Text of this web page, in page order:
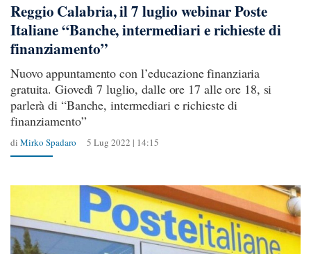
Reggio Calabria, il 7 luglio webinar Poste
Italiane “Banche, intermediari e richieste di
finanziamento”
Nuovo appuntamento con l’educazione finanziaria
gratuita. Giovedì 7 luglio, dalle ore 17 alle ore 18, si
parlerà di “Banche, intermediari e richieste di
finanziamento”
di Mirko Spadaro 5 Lug 2022 | 14:15